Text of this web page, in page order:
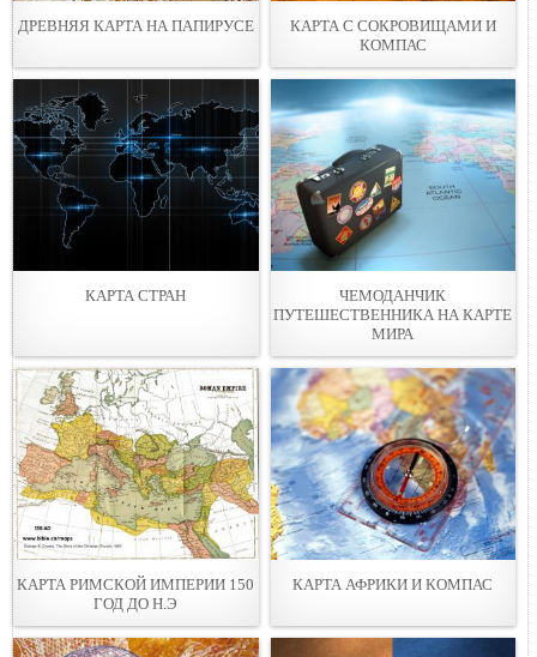
ДРЕВНЯЯ КАРТА НА ПАПИРУСЕ
КАРТА С СОКРОВИЩАМИ И
КОМПАС
КАРТА СТРАН
ЧЕМОДАНЧИК
ПУТЕШЕСТВЕННИКА НА КАРТЕ
МИРА
КАРТА РИМСКОЙ ИМПЕРИИ 150
ГОД ДО Н.Э
КАРТА АФРИКИ И КОМПАС